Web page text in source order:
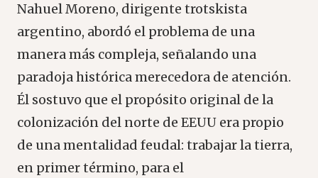
Nahuel Moreno, dirigente trotskista
argentino, abordó el problema de una
manera más compleja, señalando una
paradoja histórica merecedora de atención.
Él sostuvo que el propósito original de la
colonización del norte de EEUU era propio
de una mentalidad feudal: trabajar la tierra,
en primer término, para el